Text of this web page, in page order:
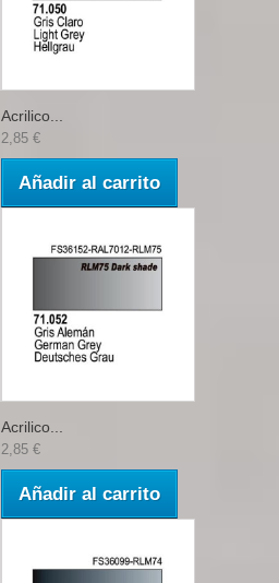
Acrilico...
2,85 €
Añadir al carrito
Acrilico...
2,85 €
Añadir al carrito